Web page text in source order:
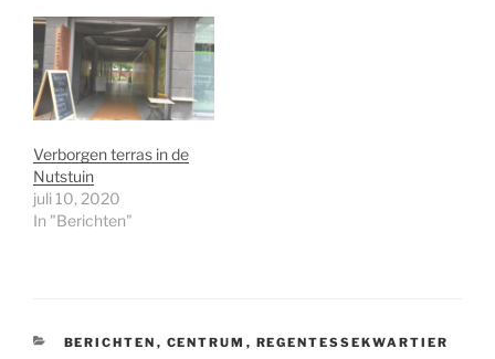
Verborgen terras in de
Nutstuin
juli 10, 2020
In "Berichten"
CATEGORIEËN
BERICHTEN , CENTRUM , REGENTESSEKWARTIER